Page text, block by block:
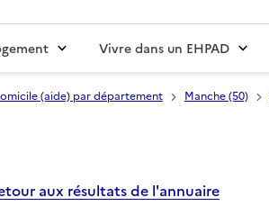
Vivre dans un EHPAD
(aide) par département Manche (50)
aux résultats de l'annuaire